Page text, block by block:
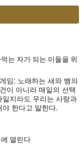
는 자가 되는 이들을 위
임: 노래하는 새와 뱀의
이 아니라 매일의 선택
지라도 우리는 사랑과
한다고 말한다.
열린다